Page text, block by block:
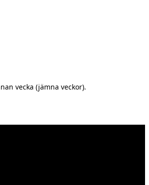
vecka (jämna veckor).